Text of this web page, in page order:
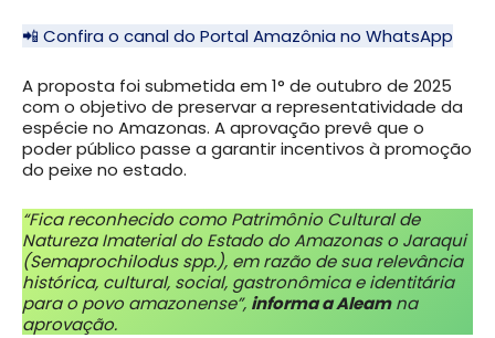
📲 Confira o canal do Portal Amazônia no WhatsApp
A proposta foi submetida em 1° de outubro de 2025
com o objetivo de preservar a representatividade da
espécie no Amazonas. A aprovação prevê que o
poder público passe a garantir incentivos à promoção
do peixe no estado.
“Fica reconhecido como Patrimônio Cultural de
Natureza Imaterial do Estado do Amazonas o Jaraqui
(Semaprochilodus spp.), em razão de sua relevância
histórica, cultural, social, gastronômica e identitária
para o povo amazonense”, informa a Aleamna
aprovação.